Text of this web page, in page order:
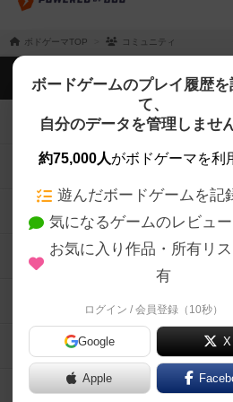
ボドゲーマTOP コミュニティ
ボードゲームのプレイ履歴を
て、
自分のデータを管理しませ
約75,000人がボドゲーマを利
遊んだボードゲームを記
気になるゲームのレビュ
お気に入り作品・所有リ
有
ログイン / 会員登録（10秒）
Google X
Apple
ボドゲーマTOP
ボードゲームを検索する
ボードゲームの新着レビュー
ボードゲーム会情報
メカニクス特集
掲示板・トピックス
ボドとも・会員一覧
ボードゲーム業界コラム